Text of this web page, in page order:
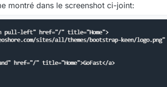
montré dans le screenshot ci-joint: